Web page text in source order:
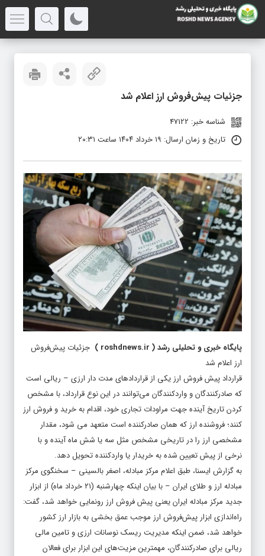
جزئیات پیش‌فروش ارز اعلام شد
شناسه خبر: 47122
تاریخ و زمان ارسال: ۱۹ خرداد ۱۴۰۴ ساعت ۲۰:۳۱
پایگاه خبری و تحلیلی رشد(
roshdnews.ir
) جزئیات پیش‌فروش
ارز اعلام شد
قرارداد پیش فروش ارز یکی از قراردادهای مدت دار ارزی – ریالی است
که صادرکنندگان و واردکنندگان می‌توانند در این نوع قرارداد، با مشخص
کردن تاریخ آینده جهت مراودات تجاری خود، اقدام به خرید و فروش ارز
کنند؛ فروشنده ارز که همان صادرکننده است متعهد می شود، مقدار
مشخصی ارز را در تاریخی مشخص مثل سه یا شش ماه آینده و با
نرخی از پیش تعیین شده به خریدار یا واردکننده تحویل دهد.
به گزارش ایسنا، طبق اعلام مرکز مبادله، اصغر بالسینی – سخنگوی مرکز
مبادله ارز و طلای ایران – با بیان اینکه چهارشنبه (۲۱ خرداد ماه) از ابزار
جدید مرکز مبادله ایران یعنی پیش فروش ارز رونمایی خواهد شد، گفت:
راه‌اندازی ابزار پیش‌فروش ارز موجب عمق بخشی به بازار ارز کشور
خواهد شد، ضمن اینکه مدیریت ریسک نوسانات ارزی و تامین مالی
ریالی برای صادرکنندگان، مهمترین مزیت‌های این ابزار برای فعالان